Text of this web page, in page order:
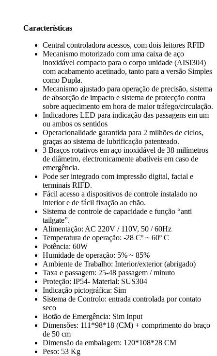
Características
Central controladora acessos, com dois leitores RFID
Mecanismo motorizado com uma caixa de aço
inoxidável compacto para o corpo unidade (AISI304)
com acabamento acetinado, tanto para a versão Simples
como Dupla.
Mecanismo ajustado para operação de precisão, sistema
de absorção de impacto e sistema de protecção contra
sobre aquecimento em hora de maior tráfego/circulação.
Indicadores LED para indicação das passagens em um
ou ambos os sentidos
Operacionalidade garantida para 2 milhões de ciclos,
graças ao sistema de lubrificação patenteado.
3 Braços rotativos em aço inoxidável de 38 milímetros
de diâmetro, electronicamente abatíveis em caso de
emergência.
Pode ser integrado com impressão digital, facial e
terminais RIFD.
Fácil acesso a dispositivos de controle instalado no
interior e de fácil fixação ao chão.
Sistema de controle de capacidade e função “anti
tailgate”.
Alimentação: AC 220V / 110V, 50 / 60Hz
Temperatura de operação: -28 Cº ~ 60º C
Potência: 60W
Humidade de operação: 5% ~ 85%
Ambiente de Trabalho: Interior/exterior (abrigado)
Taxa e passagem: 25-48 passagem / minuto
Proteção: IP54- Material: SUS304
Indicação pictográfica: Sim
Sistema de Controlo: entrada controlada por contato
seco
Botão de Emergência: Sim Input
Dimensões: 111*98*18 (CM) + comprimento do braço
de 50 cm
Dimensão da embalagem: 120*108*28 CM
Peso: 53 Kg